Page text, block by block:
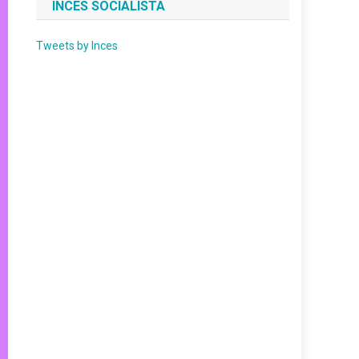
INCES SOCIALISTA
Tweets by Inces